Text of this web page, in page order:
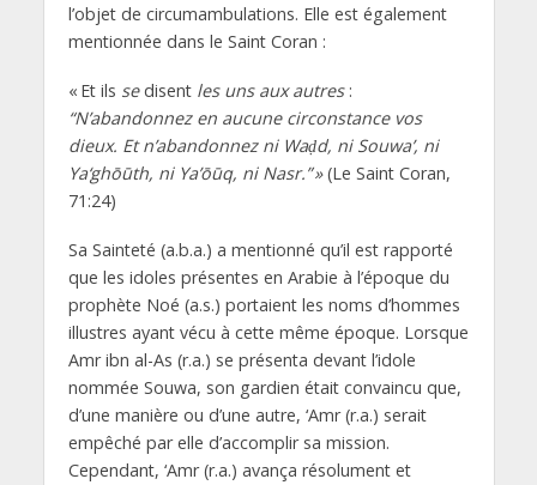
l’objet de circumambulations. Elle est également
mentionnée dans le Saint Coran :
« Et ils sedisent les uns aux autres:
“N’abandonnez en aucune circonstancevos
dieux. Et n’abandonnez ni Waḍd, ni Souwa’, ni
Ya‘ghōūth, ni Ya’ōūq, ni Nasr.” »(Le Saint Coran,
71:24)
Sa Sainteté (a.b.a.) a mentionné qu’il est rapporté
que les idoles présentes en Arabie à l’époque du
prophète Noé (a.s.) portaient les noms d’hommes
illustres ayant vécu à cette même époque. Lorsque
Amr ibn al-As (r.a.) se présenta devant l’idole
nommée Souwa, son gardien était convaincu que,
d’une manière ou d’une autre, ‘Amr (r.a.) serait
empêché par elle d’accomplir sa mission.
Cependant, ‘Amr (r.a.) avança résolument et